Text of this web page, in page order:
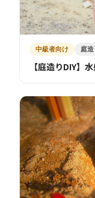
中級者向け 庭
【庭造りDIY】